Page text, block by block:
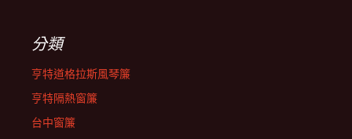
分類
亨特道格拉斯風琴簾
亨特隔熱窗簾
台中窗簾